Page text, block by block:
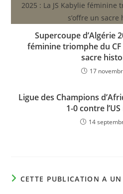
Supercoupe d’Algérie
féminine triomphe du
sacre
17
Ligue des Champions
1-0 contre
14
CETTE PUBLICATION A